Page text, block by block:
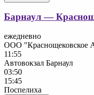
Барнаул —
ежедневно
ООО "Краснощековское
11:55
Автовокзал Барнаул
03:50
15:45
Поспелиха